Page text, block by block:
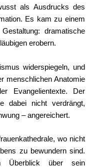
als Ausdrucks des
Es kam zu einem
dramatische
erobern.
widerspiegeln, und
menschlichen Anatomie
Evangelientexte. Der
dabei nicht verdrängt,
– angereichert.
wo nicht
zu bewundern sind.
Überblick über sein